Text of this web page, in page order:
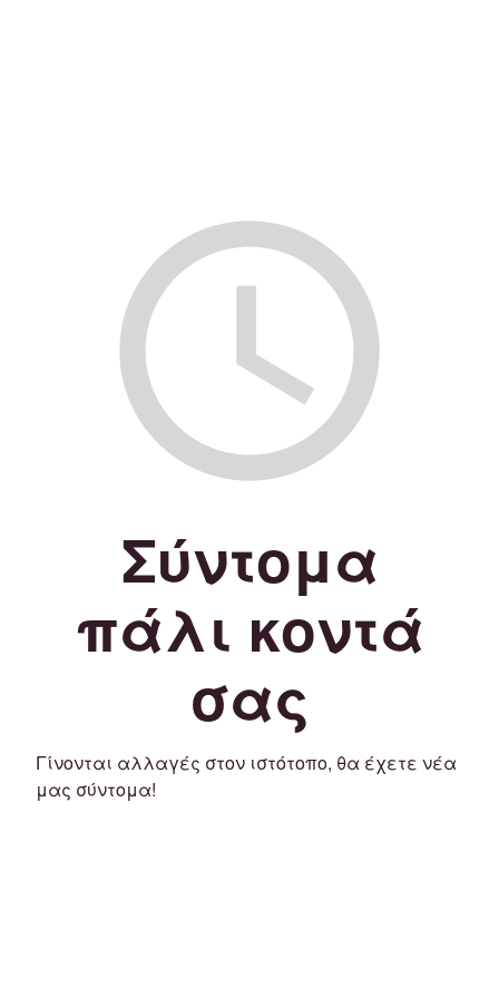
Σύντομα
πάλι κοντά
σας
Γίνονται αλλαγές στον ιστότοπο, θα έχετε νέα
μας σύντομα!